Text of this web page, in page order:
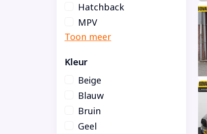
Hatchback
MPV
Kleur
Beige
Blauw
Bruin
Geel